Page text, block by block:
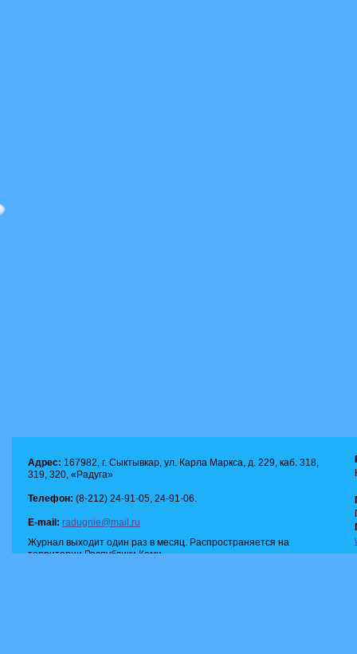
Адрес: 167982, г. Сыктывкар, ул. Карла Маркса, д. 229, каб. 318,
319, 320, «Радуга»
Телефон: (8-212) 24-91-05, 24-91-06.
E-mail: radugnie@mail.ru
Журнал выходит один раз в месяц. Распространяется на
территории Республики Коми.